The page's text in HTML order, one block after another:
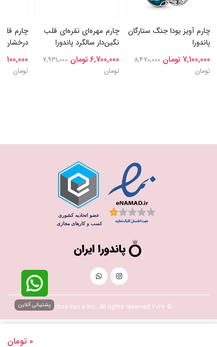
0 تومان
چارم آویز یودا جنگ ستارگان
پاندورا
7,100,000 تومان
8,470,000
تومان
چارم مهره‌ای نقره‌ای قلب
نگین‌دار سالگرد پاندورا
6,700,000 تومان
7,931,000
تومان
چارم
درخشان
7,100,000 تومان
تومان
© 2026 Pandora-Iran.ir Inc. All rights reserved پشتیبانی آنلاین